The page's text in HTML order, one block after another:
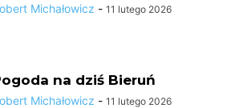
Michałowicz - 11 lutego 2026
na dziś Bieruń
Michałowicz - 11 lutego 2026